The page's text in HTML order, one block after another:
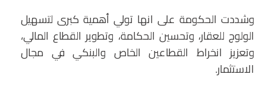
وشددت الحكومة على انها تولي أهمية كبرى لتسهيل
الولوج للعقار، وتحسين الحكامة، وتطوير القطاع المالي،
وتعزيز انخراط القطاعين الخاص والبنكي في مجال
الاستثمار.